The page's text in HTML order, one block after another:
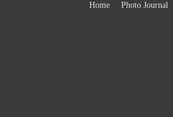
Home Photo Journal